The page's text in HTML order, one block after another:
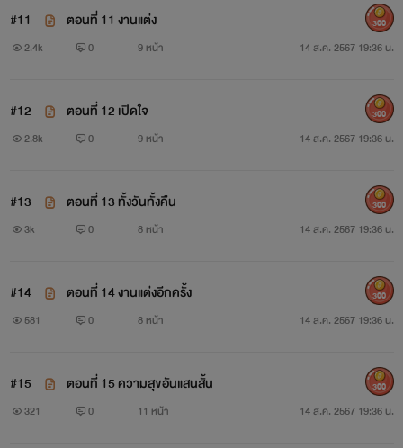
#11 ตอนที่ 11 งานแต่ง
2.4k 0 9 หน้า 14 ส.ค. 2567 19:36 น.
300
#12 ตอนที่ 12 เปิดใจ
2.8k 0 9 หน้า 14 ส.ค. 2567 19:36 น.
300
#13 ตอนที่ 13 ทั้งวันทั้งคืน
3k 0 8 หน้า 14 ส.ค. 2567 19:36 น.
300
#14 ตอนที่ 14 งานแต่งอีกครั้ง
581 0 8 หน้า 14 ส.ค. 2567 19:36 น.
300
#15 ตอนที่ 15 ความสุขอันแสนสั้น
321 0 11 หน้า 14 ส.ค. 2567 19:36 น.
300